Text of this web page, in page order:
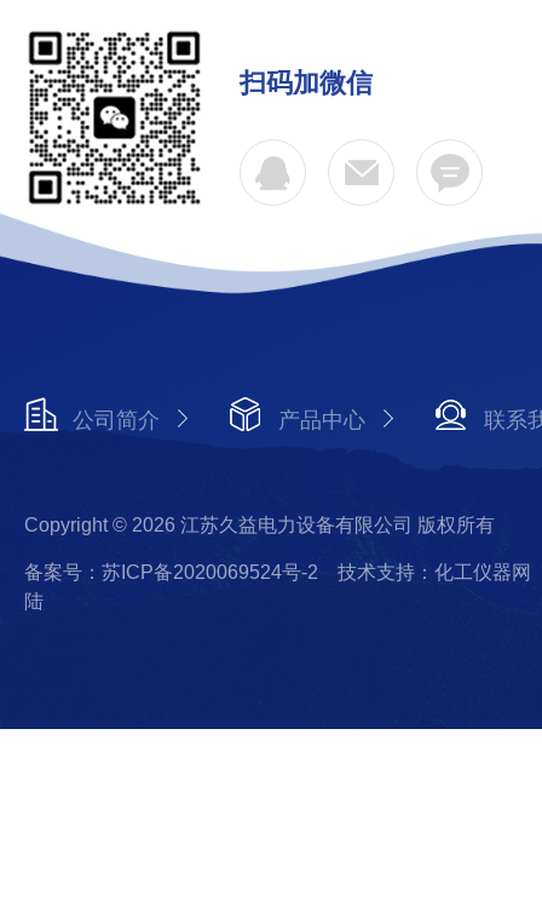
扫码加微信
公司简介 产品中心 联系
Copyright © 2026 江苏久益电力设备有限公司 版权所有
备案号：苏ICP备2020069524号-2
技术支持：化工仪器网
陆